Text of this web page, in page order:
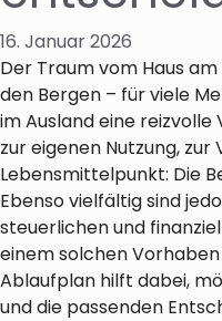
16. Januar 2026
Der Traum vom Haus
den Bergen – für viele
im Ausland eine reizvolle
zur eigenen Nutzung,
Lebensmittelpunkt: Die
Ebenso vielfältig sind
steuerlichen und
einem solchen
Ablaufplan hilft dabei,
und die passenden